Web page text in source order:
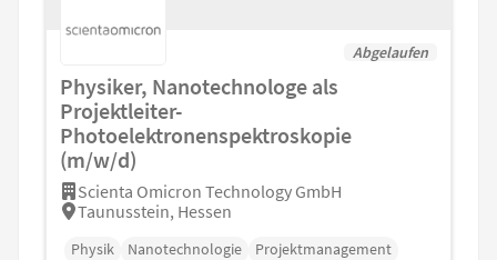
Abgelaufen
Physiker, Nanotechnologe als
Projektleiter-
Photoelektronenspektroskopie
(m/w/d)
Scienta Omicron Technology GmbH
Taunusstein, Hessen
Physik Nanotechnologie
Projektmanagement